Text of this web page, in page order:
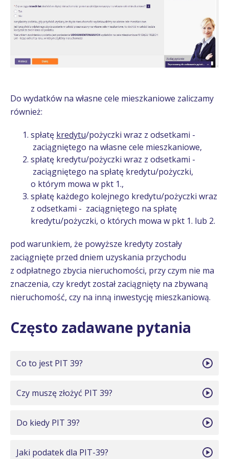
Do wydatków na własne cele mieszkaniowe zaliczamy
również:
spłatę kredytu/pożyczki wraz z odsetkami -
zaciągniętego na własne cele mieszkaniowe,
spłatę kredytu/pożyczki wraz z odsetkami -
zaciągniętego na spłatę kredytu/pożyczki,
o którym mowa w pkt 1.,
spłatę każdego kolejnego kredytu/pożyczki wraz
z odsetkami - zaciągniętego na spłatę
kredytu/pożyczki, o których mowa w pkt 1. lub 2.
pod warunkiem, że powyższe kredyty zostały
zaciągnięte przed dniem uzyskania przychodu
z odpłatnego zbycia nieruchomości, przy czym nie ma
znaczenia, czy kredyt został zaciągnięty na zbywaną
nieruchomość, czy na inną inwestycję mieszkaniową.
Często zadawane pytania
Co to jest PIT 39?
PIT-39 jest deklaracją służącą do wykazania
nieruchomości poza aktywnością zawodową
Czy muszę złożyć PIT 39?
Urząd skarbowy dokonuje „automatycznego”
PIT- 38. W przypadku uzyskania przychodów z tytułu
Do kiedy PIT 39?
PIT-39 za 2026 r. należy złożyć najpóźniej do 30
Jaki podatek dla PIT-39?